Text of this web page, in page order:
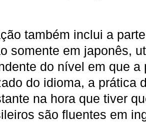
também inclui a
somente em japonês,
do nível em que
do idioma, a prática
na hora que tiver
são fluentes em